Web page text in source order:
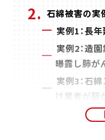
石綿被害の実
実例1：長
実例2：造
曝露し肺が
実例3：石
け業者が肺
石綿取扱作